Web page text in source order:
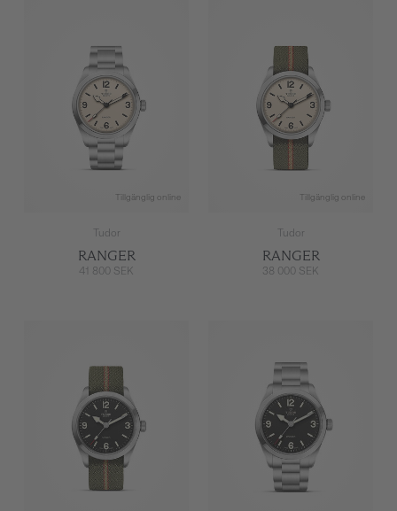
Tillgänglig online
Tudor
RANGER
41 800 SEK
Tillgänglig online
Tudor
RANGER
38 000 SEK